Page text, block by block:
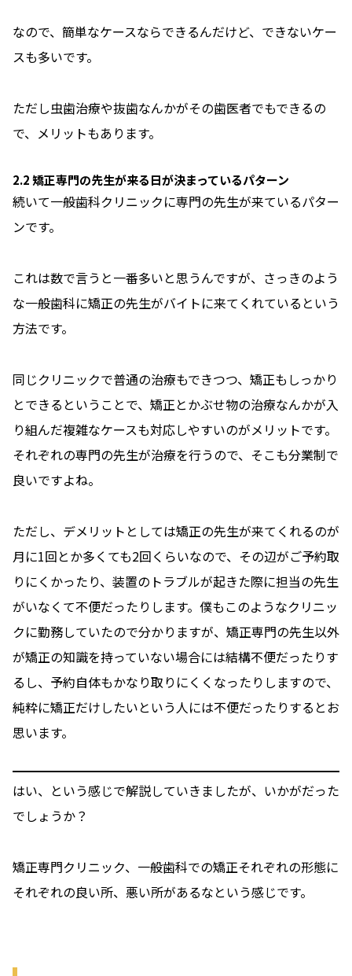
なので、簡単なケースならできるんだけど、できないケー
スも多いです。
ただし虫歯治療や抜歯なんかがその歯医者でもできるの
で、メリットもあります。
2.2 矯正専門の先生が来る日が決まっているパターン
続いて一般歯科クリニックに専門の先生が来ているパター
ンです。
これは数で言うと一番多いと思うんですが、さっきのよう
な一般歯科に矯正の先生がバイトに来てくれているという
方法です。
同じクリニックで普通の治療もできつつ、矯正もしっかり
とできるということで、矯正とかぶせ物の治療なんかが入
り組んだ複雑なケースも対応しやすいのがメリットです。
それぞれの専門の先生が治療を行うので、そこも分業制で
良いですよね。
ただし、デメリットとしては矯正の先生が来てくれるのが
月に1回とか多くても2回くらいなので、その辺がご予約取
りにくかったり、装置のトラブルが起きた際に担当の先生
がいなくて不便だったりします。僕もこのようなクリニッ
クに勤務していたので分かりますが、矯正専門の先生以外
が矯正の知識を持っていない場合には結構不便だったりす
るし、予約自体もかなり取りにくくなったりしますので、
純粋に矯正だけしたいという人には不便だったりするとお
思います。
はい、という感じで解説していきましたが、いかがだった
でしょうか？
矯正専門クリニック、一般歯科での矯正それぞれの形態に
それぞれの良い所、悪い所があるなという感じです。